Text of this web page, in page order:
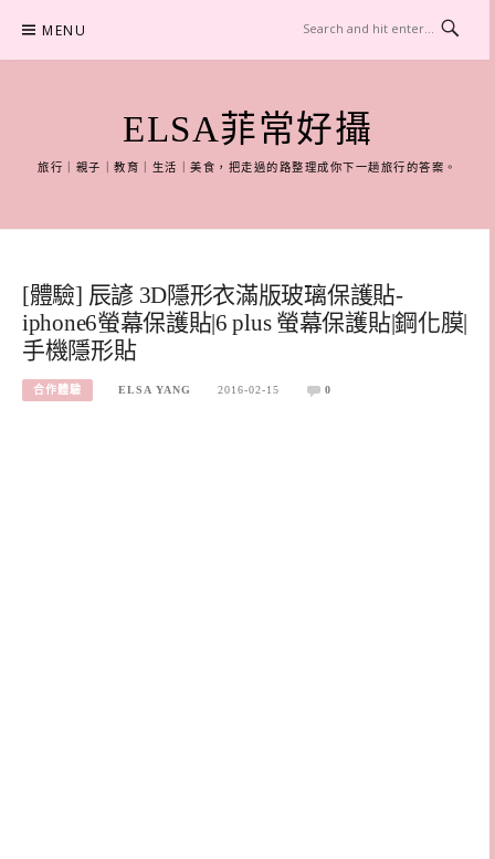
content
MENU
ELSA菲常好攝
旅行｜親子｜教育｜生活｜美食，把走過的路整理成你下一趟旅行的答案。
[體驗] 辰諺 3D隱形衣滿版玻璃保護貼-
iphone6螢幕保護貼|6 plus 螢幕保護貼|鋼化膜|
手機隱形貼
合作體驗 ELSA YANG 2016-02-15 0